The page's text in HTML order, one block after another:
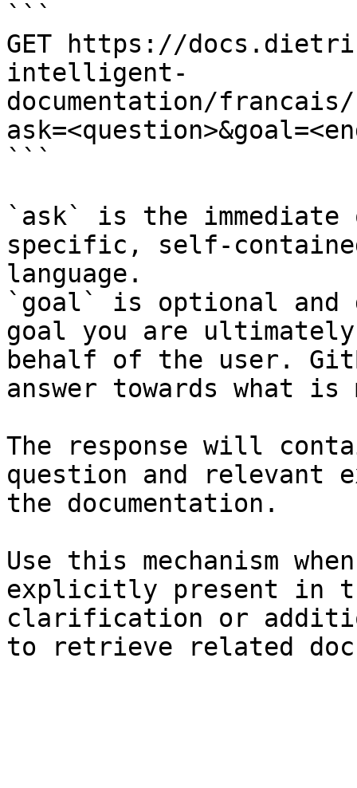
```
GET https://
intelligent-
documentation/francais/
```
`ask` is the
specific, self-
language.
`goal` is optional and
goal you are
behalf of the user.
answer towards what
The response will
question and relevant
the documentation.
Use this mechanism
explicitly present in
clarification or